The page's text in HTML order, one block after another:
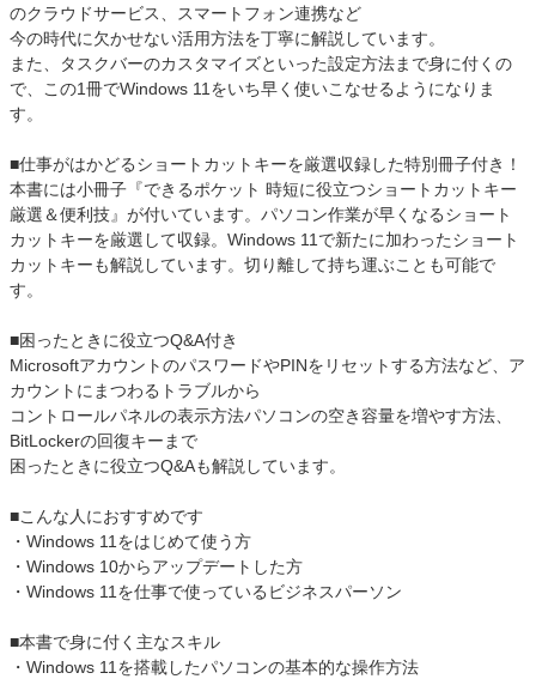
のクラウドサービス、スマートフォン連携など
今の時代に欠かせない活用方法を丁寧に解説しています。
また、タスクバーのカスタマイズといった設定方法まで身に付くの
で、この1冊でWindows 11をいち早く使いこなせるようになりま
す。
■仕事がはかどるショートカットキーを厳選収録した特別冊子付き！
本書には小冊子『できるポケット 時短に役立つショートカットキー
厳選＆便利技』が付いています。パソコン作業が早くなるショート
カットキーを厳選して収録。Windows 11で新たに加わったショート
カットキーも解説しています。切り離して持ち運ぶことも可能で
す。
■困ったときに役立つQ&A付き
MicrosoftアカウントのパスワードやPINをリセットする方法など、ア
カウントにまつわるトラブルから
コントロールパネルの表示方法パソコンの空き容量を増やす方法、
BitLockerの回復キーまで
困ったときに役立つQ&Aも解説しています。
■こんな人におすすめです
・Windows 11をはじめて使う方
・Windows 10からアップデートした方
・Windows 11を仕事で使っているビジネスパーソン
■本書で身に付く主なスキル
・Windows 11を搭載したパソコンの基本的な操作方法